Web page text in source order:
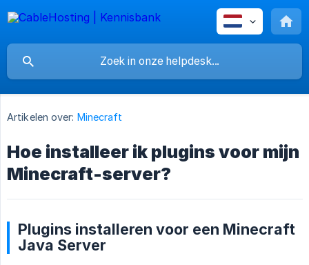
Artikelen over: Minecraft
Hoe installeer ik plugins voor mijn
Minecraft-server?
Plugins installeren voor een Minecraft
Java Server